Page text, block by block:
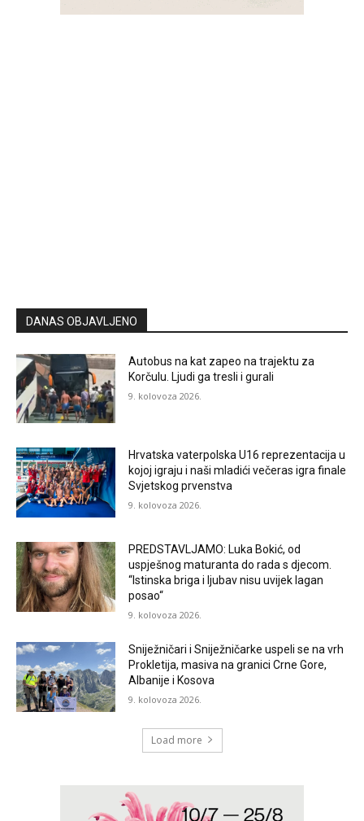
DANAS OBJAVLJENO
Autobus na kat zapeo na trajektu za
Korčulu. Ljudi ga tresli i gurali
9. kolovoza 2026.
Hrvatska vaterpolska U16 reprezentacija u
kojoj igraju i naši mladići večeras igra finale
Svjetskog prvenstva
9. kolovoza 2026.
PREDSTAVLJAMO: Luka Bokić, od
uspješnog maturanta do rada s djecom.
“Istinska briga i ljubav nisu uvijek lagan
posao“
9. kolovoza 2026.
Sniježničari i Sniježničarke uspeli se na vrh
Prokletija, masiva na granici Crne Gore,
Albanije i Kosova
9. kolovoza 2026.
Load more